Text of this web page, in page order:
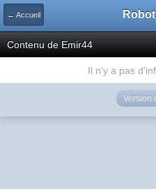
← Accueil
Contenu de Emir44
Il n'y a pas
Version